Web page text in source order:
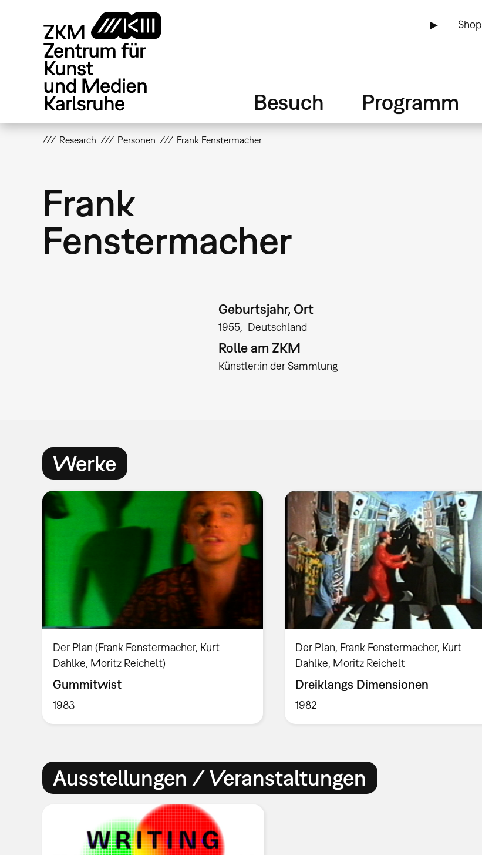
▶ Shop
Besuch Programm
Research Personen Frank Fenstermacher
Frank
Fenstermacher
Geburtsjahr, Ort
1955 Deutschland
Rolle am ZKM
Künstler:in der Sammlung
Werke
Der Plan (Frank Fenstermacher, Kurt
Dahlke, Moritz Reichelt)
Gummitwist
1983
Der Plan, Frank Fenstermacher, Kurt
Dahlke, Moritz Reichelt
Dreiklangs Dimensionen
1982
Ausstellungen / Veranstaltungen